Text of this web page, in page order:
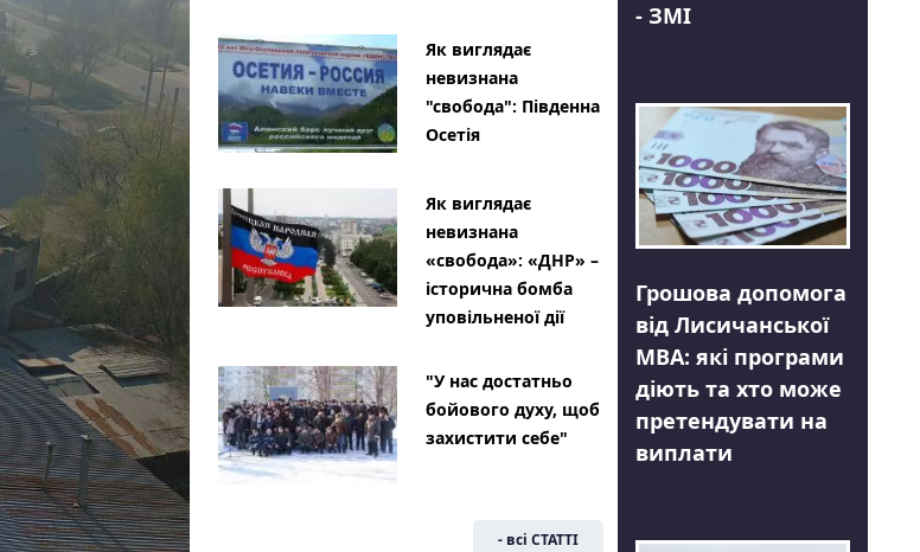
Як виглядає
невизнана
"свобода": Південна
Осетія
Як виглядає
невизнана
«свобода»: «ДНР» –
історична бомба
уповільненої дії
"У нас достатньо
бойового духу, щоб
захистити себе"
- всі СТАТТІ
- ЗМІ
Грошова допомога
від Лисичанської
МВА: які програми
діють та хто може
претендувати на
виплати